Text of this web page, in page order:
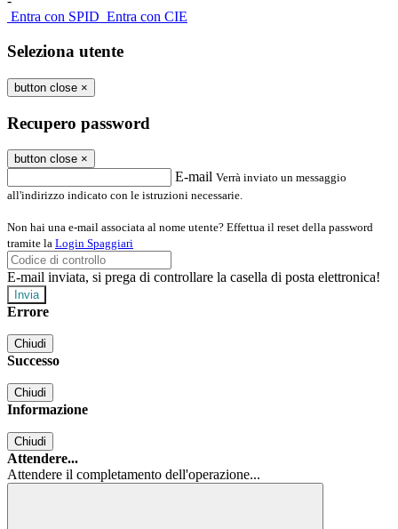
Entra con SPID Entra con CIE
Seleziona utente
button close ×
Recupero password
button close ×
E-mail Verrà inviato un messaggio
all'indirizzo indicato con le istruzioni necessarie.
Non hai una e-mail associata al nome utente? Effettua il reset della password
tramite la Login Spaggiari
E-mail inviata, si prega di controllare la casella di posta elettronica!
Errore
Chiudi
Successo
Chiudi
Informazione
Chiudi
Attendere...
Attendere il completamento dell'operazione...